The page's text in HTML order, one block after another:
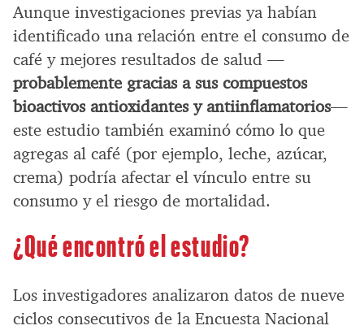
Aunque investigaciones previas ya habían
identificado una relación entre el consumo de
café y mejores resultados de salud —
probablemente gracias a sus compuestos
bioactivos antioxidantes y antiinflamatorios—
este estudio también examinó cómo lo que
agregas al café (por ejemplo, leche, azúcar,
crema) podría afectar el vínculo entre su
consumo y el riesgo de mortalidad.
¿Qué encontró el estudio?
Los investigadores analizaron datos de nueve
ciclos consecutivos de la Encuesta Nacional